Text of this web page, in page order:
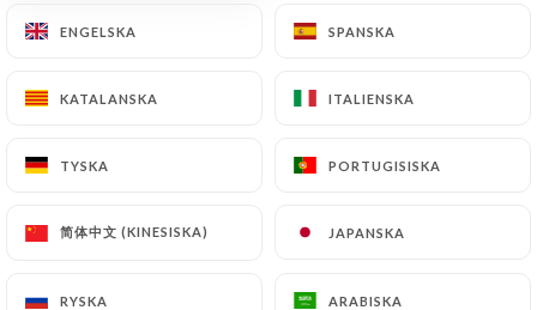
ENGELSKA SPANSKA
KATALANSKA ITALIENSKA
TYSKA PORTUGISISKA
简体中文 (KINESISKA) JAPANSKA
RYSKA ARABISKA
ENGELSKA SPANSKA
KATALANSKA ITALIENSKA
TYSKA PORTUGISISKA
简体中文 (KINESISKA) JAPANSKA
RYSKA ARABISKA